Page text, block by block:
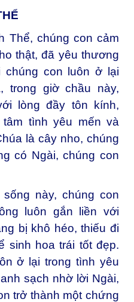
Thể, chúng con cảm
thật, đã yêu thương
chúng con luôn ở lại
trong giờ chầu này,
lòng đầy tôn kính,
tình yêu mến và
là cây nho, chúng
có Ngài, chúng con
này, chúng con
luôn gắn liền với
bị khô héo, thiếu đi
sinh hoa trái tốt đẹp.
ở lại trong tình yêu
sạch nhờ lời Ngài,
trở thành một chứng